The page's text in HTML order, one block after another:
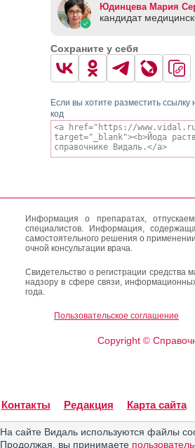
Юдинцева Мария
кандидат
Сохраните у себя
Если вы хотите разместить
код
Информация о препаратах,
специалистов. Информация,
самостоятельного решения о
очной консультации врача.
Свидетельство о регистрации
надзору в сфере связи,
года.
Пользовательское соглашение
Copyright ©
Контакты Редакция Карта сайта
На сайте Видаль используются файлы
Продолжая, вы принимаете